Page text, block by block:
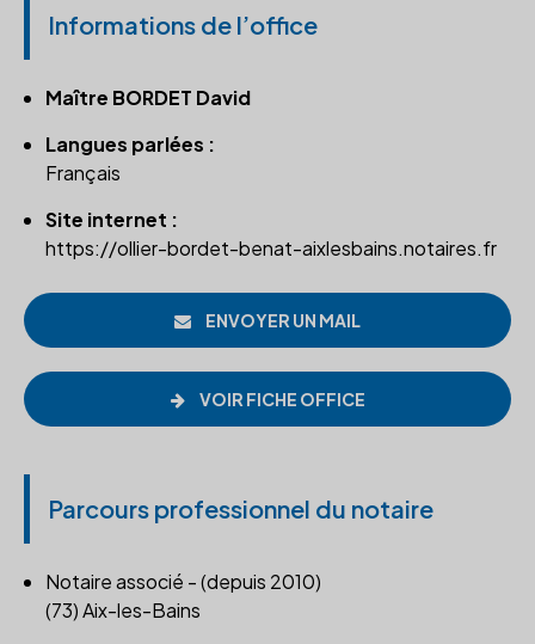
Informations de l’office
Maître BORDET David
Langues parlées :
Français
Site internet :
https://ollier-bordet-benat-aixlesbains.notaires.fr
ENVOYER UN MAIL
VOIR FICHE OFFICE
Parcours professionnel du notaire
Notaire associé - (depuis 2010)
(73) Aix-les-Bains